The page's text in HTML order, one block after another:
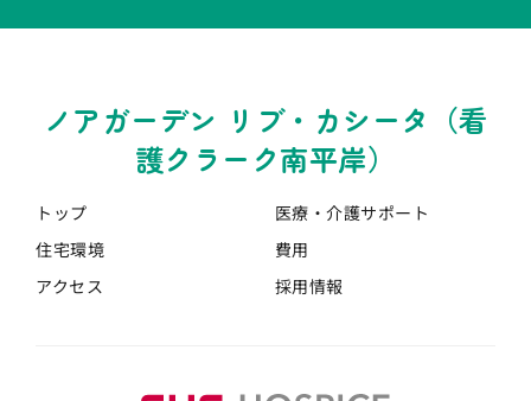
ノアガーデン リブ・カシータ（看
護クラーク南平岸）
トップ 医療・介護サポート
住宅環境
費用
アクセス
採用情報